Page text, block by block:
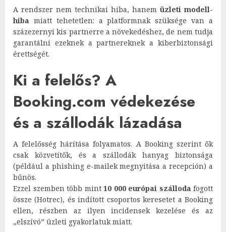
A rendszer nem technikai hiba, hanem üzleti modell-
hiba miatt tehetetlen: a platformnak szüksége van a
százezernyi kis partnerre a növekedéshez, de nem tudja
garantálni ezeknek a partnereknek a kiberbiztonsági
érettségét.
Ki a felelős? A
Booking.com védekezése
és a szállodák lázadása
A felelősség hárítása folyamatos. A Booking szerint ők
csak közvetítők, és a szállodák hanyag biztonsága
(például a phishing e-mailek megnyitása a recepción) a
bűnös.
Ezzel szemben több mint 10 000 európai szálloda fogott
össze (Hotrec), és indított csoportos keresetet a Booking
ellen, részben az ilyen incidensek kezelése és az
„elszívó” üzleti gyakorlatuk miatt.